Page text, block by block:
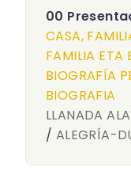
00
CASA,
FAMILIA ETA
BIOGRAFÍA
BIOGRAFIA
LLANADA
/ ALEGRÍA-